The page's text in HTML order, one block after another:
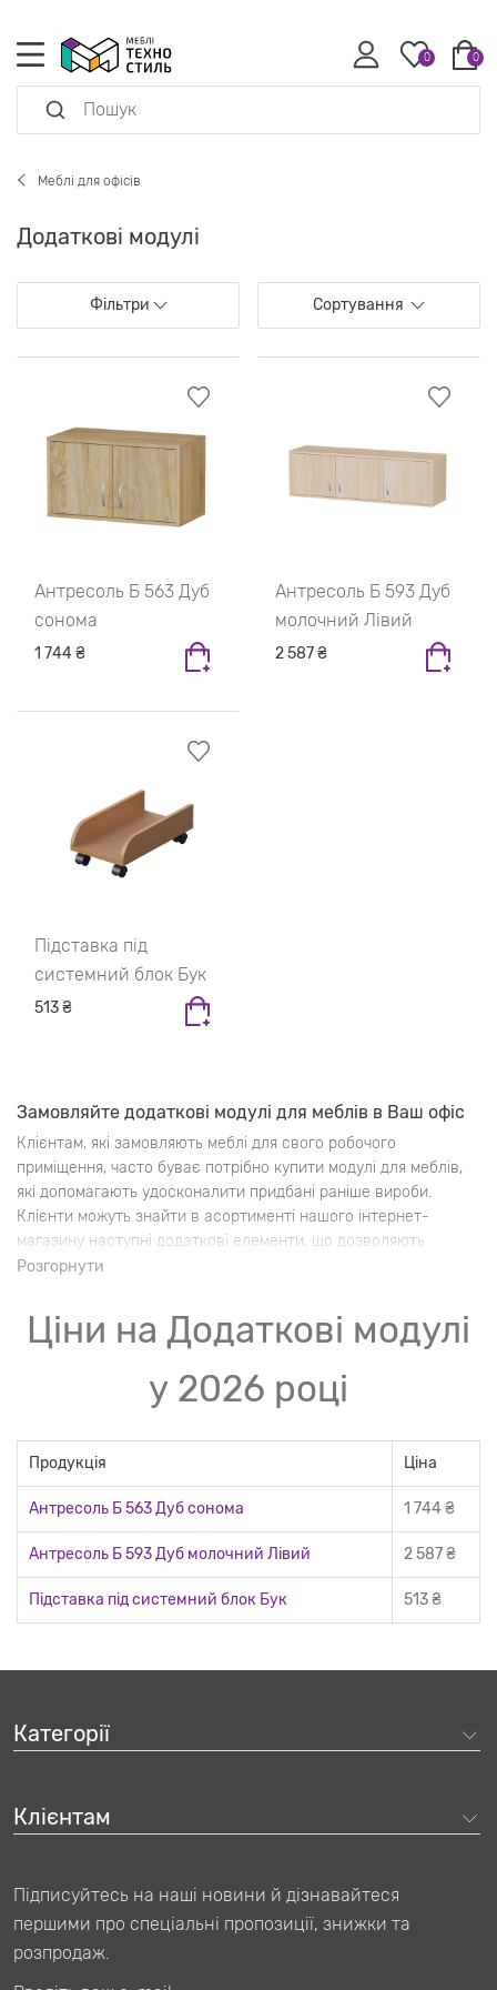
0 0
Меблі для офісів
Додаткові модулі
Фільтри Сортування
Антресоль Б 563 Дуб
сонома
1 744 ₴
Антресоль Б 593 Дуб
молочний Лівий
2 587 ₴
Підставка під
системний блок Бук
513 ₴
Замовляйте додаткові модулі для меблів в Ваш офіс
Клієнтам, які замовляють меблі для свого робочого
приміщення, часто буває потрібно купити модулі для меблів,
які допомагають удосконалити придбані раніше вироби.
Клієнти можуть знайти в асортименті нашого інтернет-
магазину наступні додаткові елементи, що дозволяють
розширити функціональність меблів:
навісні полки;
приставні столи;
полиці під клавіатуру і мишу;
Всі перелічені вище елементи створюються на нашому
власному виробництві з ламінованої ДСП класу емісії
формальдегіду Е1. Цей матеріал — безпечний для людини та
Розгорнути
Ціни на Додаткові модулі
у 2026 році
Продукція Ціна
Антресоль Б 563 Дуб сонома 1 744 ₴
Антресоль Б 593 Дуб молочний Лівий 2 587 ₴
Підставка під системний блок Бук 513 ₴
Категорії
Клієнтам
Підписуйтесь на наші новини й дізнавайтеся
першими про спеціальні пропозиції, знижки та
розпродаж.